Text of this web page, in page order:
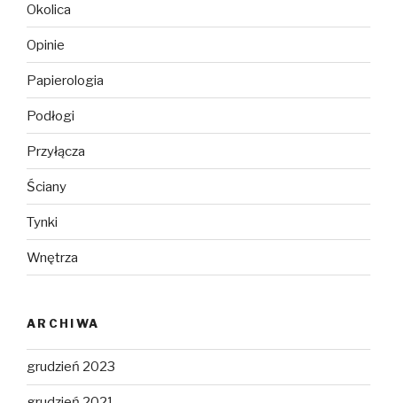
Okolica
Opinie
Papierologia
Podłogi
Przyłącza
Ściany
Tynki
Wnętrza
ARCHIWA
grudzień 2023